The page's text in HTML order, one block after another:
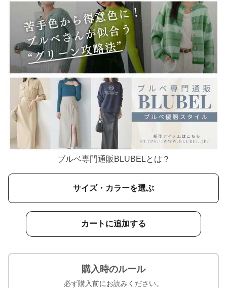
ブルベ専門通販BLUBELとは？
サイズ・カラーを選ぶ
カートに追加する
購入時のルール
必ず購入前にお読みください。